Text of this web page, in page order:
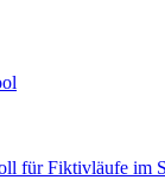
für Fiktivläufe im